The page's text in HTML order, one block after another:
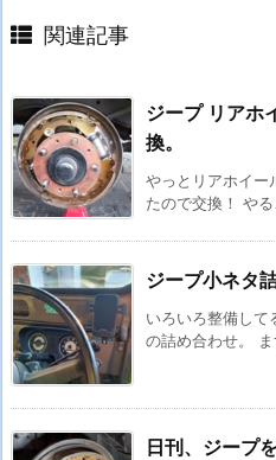
関連記事
ジープ リアホ
換。
やっとリアホイー
たので交換！ や
ジープ小ネタ
いろいろ整備して
の詰め合わせ。
日刊、ジープ